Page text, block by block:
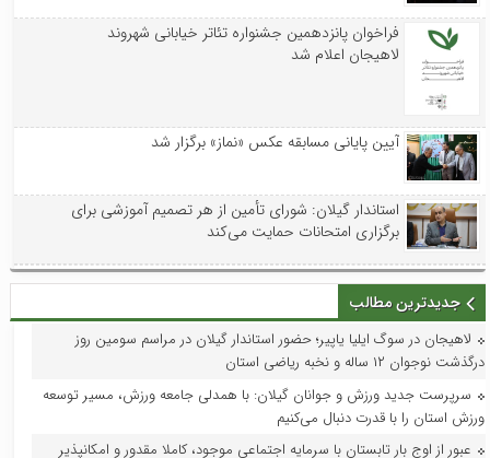
فراخوان پانزدهمین جشنواره تئاتر خیابانی شهروند
لاهیجان اعلام شد
آیین پایانی مسابقه عکس «نماز» برگزار شد
استاندار گیلان: شورای تأمین از هر تصمیم آموزشی برای
برگزاری امتحانات حمایت می‌کند
جدیدترین مطالب
لاهیجان در سوگ ایلیا یاپیر؛ حضور استاندار گیلان در مراسم سومین روز
درگذشت نوجوان ۱۲ ساله و نخبه ریاضی استان
سرپرست جدید ورزش و جوانان گیلان: با همدلی جامعه ورزش، مسیر توسعه
ورزش استان را با قدرت دنبال می‌کنیم
عبور از اوج بار تابستان با سرمایه اجتماعی موجود، کاملا مقدور و امکانپذیر